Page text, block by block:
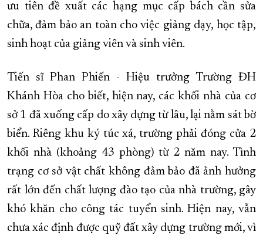
ưu tiên đề xuất các hạng mục cấp bách cần sửa
chữa, đảm bảo an toàn cho việc giảng dạy, học tập,
sinh hoạt của giảng viên và sinh viên.
Tiến sĩ Phan Phiến - Hiệu trưởng Trường ĐH
Khánh Hòa cho biết, hiện nay, các khối nhà của cơ
sở 1 đã xuống cấp do xây dựng từ lâu, lại nằm sát bờ
biển. Riêng khu ký túc xá, trường phải đóng cửa 2
khối nhà (khoảng 43 phòng) từ 2 năm nay. Tình
trạng cơ sở vật chất không đảm bảo đã ảnh hưởng
rất lớn đến chất lượng đào tạo của nhà trường, gây
khó khăn cho công tác tuyển sinh. Hiện nay, vẫn
chưa xác định được quỹ đất xây dựng trường mới, vì